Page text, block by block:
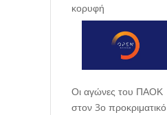
κορυφή
Οι αγώνες του ΠΑΟΚ
στον 3ο προκριματικό